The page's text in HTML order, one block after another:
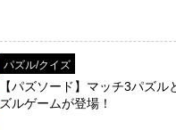
パズル/クイズ
【パズソード】マッチ3パズ
ズルゲームが登場！